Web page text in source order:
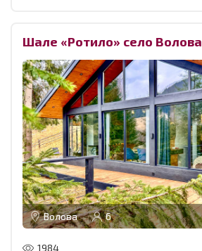
Шале «Ротило» село Волова
Волова 6
1984